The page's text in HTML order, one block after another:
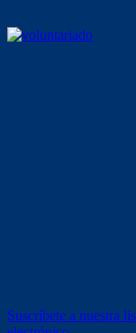
Suscríbete a nuestra